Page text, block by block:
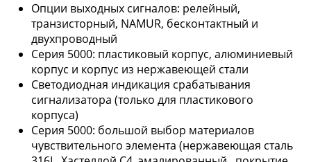
Опции выходных сигналов: релейный,
транзисторный, NAMUR, бесконтактный и
двухпроводный
Серия 5000: пластиковый корпус, алюминиевый
корпус и корпус из нержавеющей стали
Светодиодная индикация срабатывания
сигнализатора (только для пластикового
корпуса)
Серия 5000: большой выбор материалов
чувствительного элемента (нержавеющая сталь